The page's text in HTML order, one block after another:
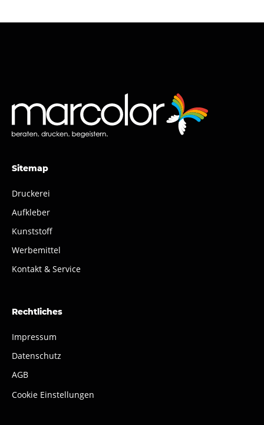
Sitemap
Druckerei
Aufkleber
Kunststoff
Werbemittel
Kontakt & Service
Rechtliches
Impressum
Datenschutz
AGB
Cookie Einstellungen